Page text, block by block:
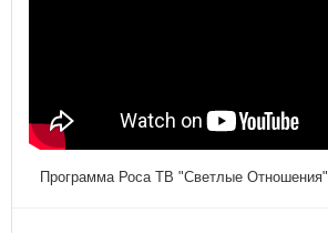
Программа Роса ТВ "Светлые Отношения"